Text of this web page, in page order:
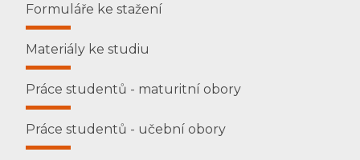
Formuláře ke stažení
Materiály ke studiu
Práce studentů - maturitní obory
Práce studentů - učební obory